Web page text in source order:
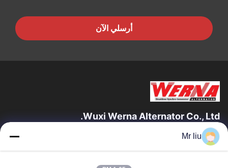
أرسلي الآن
Wuxi Werna Alternator Co., Ltd.
روابط سريعة
Mr liu